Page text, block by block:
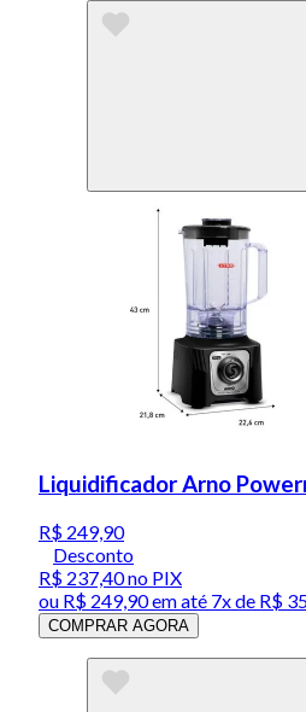
Liquidificador Arno
R$ 249,90
Desconto
R$ 237,40no PIX
ou R$ 249,90em até 7x de R$
COMPRAR AGORA